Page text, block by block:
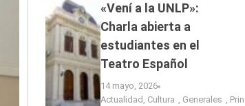
«Vení a la UNLP»:
Charla abierta a
estudiantes en el
Teatro Español
14 mayo, 2026
Actualidad , Cultura , Generales ,